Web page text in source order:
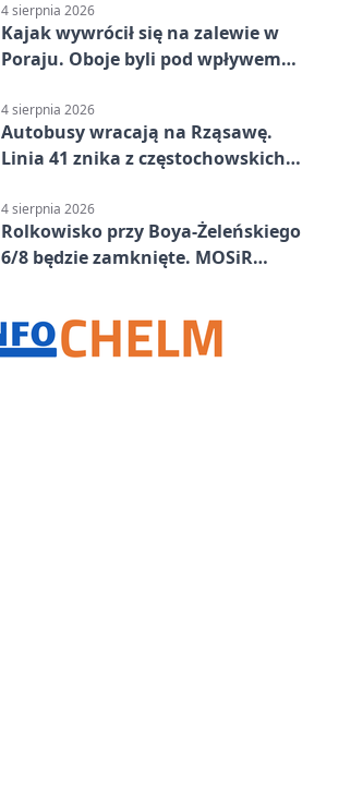
4 sierpnia 2026
Kajak wywrócił się na zalewie w
Poraju. Oboje byli pod wpływem
4 sierpnia 2026
Autobusy wracają na Rząsawę.
Linia 41 znika z częstochowskich
4 sierpnia 2026
Rolkowisko przy Boya-Żeleńskiego
6/8 będzie zamknięte. MOSiR